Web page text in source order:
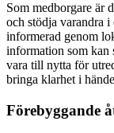
Som medborgare är
och stödja varandra
informerad genom
information som kan
vara till nytta för
bringa klarhet i
Förebyggande